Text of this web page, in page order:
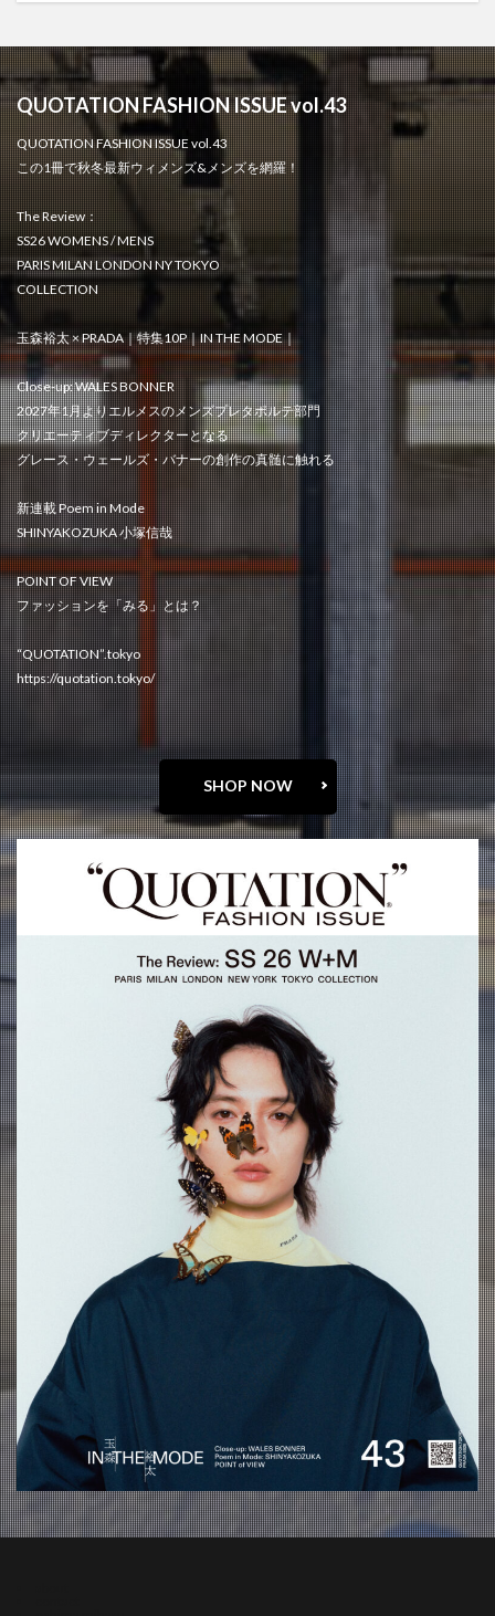
QUOTATION FASHION ISSUE vol.43
QUOTATION FASHION ISSUE vol.43
この1冊で秋冬最新ウィメンズ&メンズを網羅！
The Review：
SS26 WOMENS / MENS
PARIS MILAN LONDON NY TOKYO
COLLECTION
玉森裕太 × PRADA｜特集10P｜IN THE MODE｜
Close-up: WALES BONNER
2027年1月よりエルメスのメンズプレタポルテ部門
クリエーティブディレクターとなる
グレース・ウェールズ・バナーの創作の真髄に触れる
新連載 Poem in Mode
SHINYAKOZUKA 小塚信哉
POINT OF VIEW
ファッションを「みる」とは？
“QUOTATION”.tokyo
https://quotation.tokyo/
SHOP NOW